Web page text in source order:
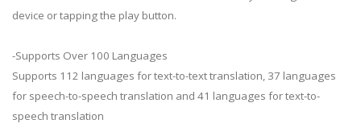
device or tapping the play button.
-Supports Over 100 Languages
Supports 112 languages for text-to-text translation, 37 languages
for speech-to-speech translation and 41 languages for text-to-
speech translation